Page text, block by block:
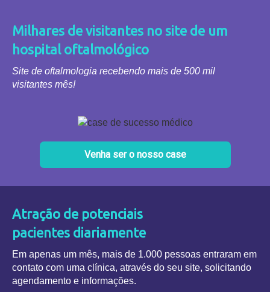
Milhares de visitantes no site de um
hospital oftalmológico
Site de oftalmologia recebendo mais de 500 mil
visitantes mês!
Venha ser o nosso case
Atração de potenciais
pacientes diariamente
Em apenas um mês, mais de 1.000 pessoas entraram em
contato com uma clínica, através do seu site, solicitando
agendamento e informações.